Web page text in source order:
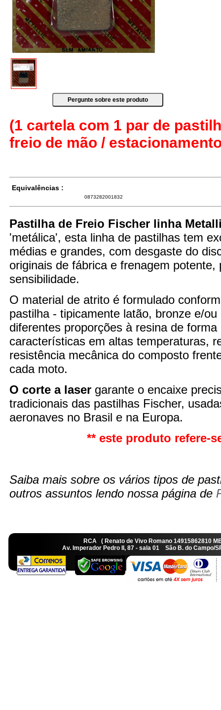
(1 cartela com 1 par de
freio de mão /
Equivalências :
0873282001832
Pastilha de Freio Fischer linha
'metálica', esta linha de pastilhas tem
médias e grandes, com desgaste do
originais de fábrica e frenagem potente,
sensibilidade.
O material de atrito é formulado
pastilha - tipicamente latão, bronze e/
diferentes proporções à resina de
características em altas temperaturas,
resistência mecânica do composto
cada moto.
O corte a laser garante o encaixe
tradicionais das pastilhas Fischer,
aeronaves no Brasil e na Europa.
** este produto refere-
Saiba mais sobre os vários tipos de
outros assuntos lendo nossa página de
RCA ( Renato de Vivo Romano
Av. Imperador Pedro II, 87 - sala 01 São B. do